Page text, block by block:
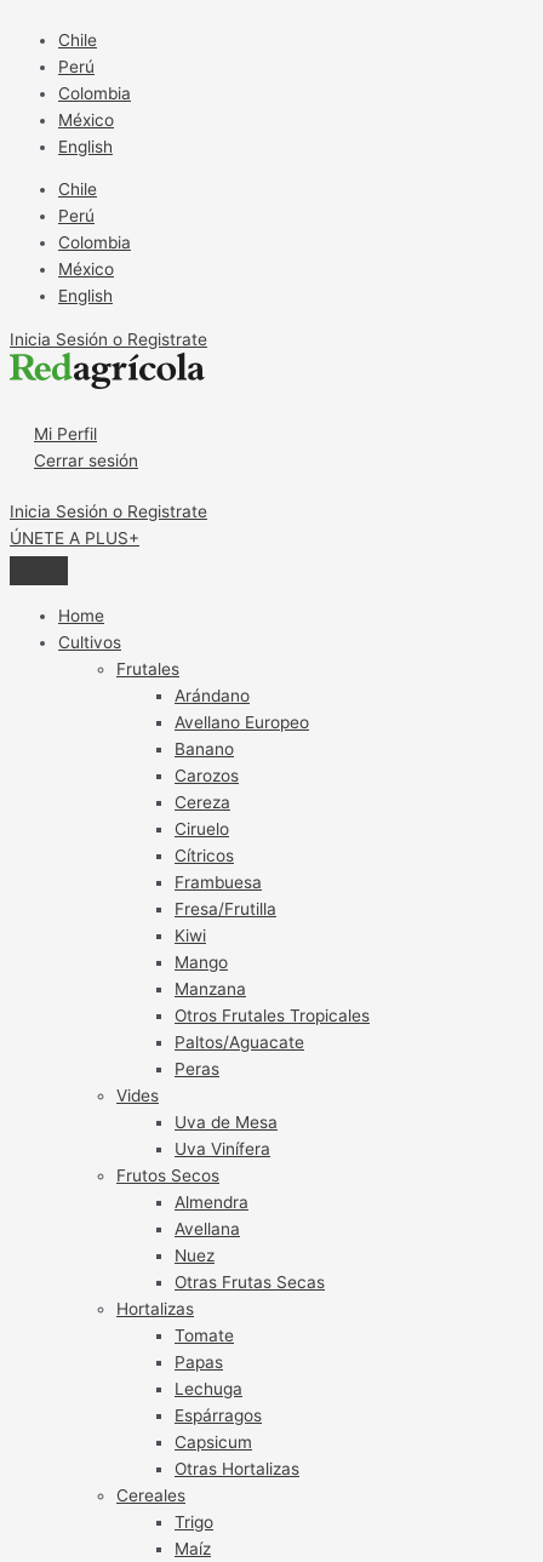
contenido
Chile
Perú
Colombia
México
English
Chile
Perú
Colombia
México
English
Inicia Sesión o Registrate
Mi Perfil
Cerrar sesión
Inicia Sesión o Registrate
ÚNETE A PLUS+
Home
Cultivos
Frutales
Arándano
Avellano Europeo
Banano
Carozos
Cereza
Ciruelo
Cítricos
Frambuesa
Fresa/Frutilla
Kiwi
Mango
Manzana
Otros Frutales Tropicales
Paltos/Aguacate
Peras
Vides
Uva de Mesa
Uva Vinífera
Frutos Secos
Almendra
Avellana
Nuez
Otras Frutas Secas
Hortalizas
Tomate
Papas
Lechuga
Espárragos
Capsicum
Otras Hortalizas
Cereales
Trigo
Maíz
de
Agricultura
presenta
plataforma
con
frente
a
eventos
meteorológicos